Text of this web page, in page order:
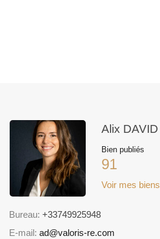
Alix DAVID
Bien publiés
91
Voir mes biens
Bureau: +33749925948
E-mail: ad@valoris-re.com